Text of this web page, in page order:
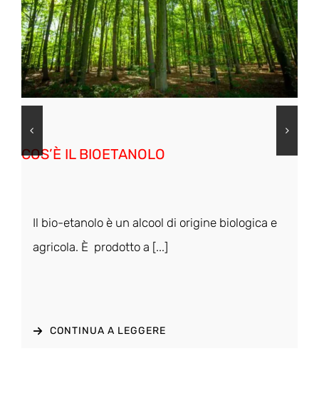
LINEA DI INCASSO BKBF – DEDICATA AI
BKBF è la linea di biocamini da incasso
dedicata ai professionisti, architetti, [...]
CONTINUA A LEGGERE